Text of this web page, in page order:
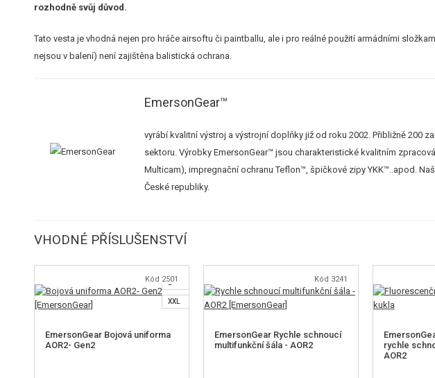
rozhodně svůj důvod.
Tato vesta je vhodná nejen pro hráče airsoftu či paintballu, ale i pro reálné použití armádními
nejsou v balení) není zajištěna balistická ochrana.
EmersonGear™
vyrábí kvalitní výstroj a výstrojní doplňky již od roku 2002. Přibližně 200
sektoru. Výrobky EmersonGear™ jsou charakteristické kvalitním
Multicam), impregnační ochranu Teflon™, špičkové zipy YKK™..apod.
České republiky.
VHODNÉ PŘÍSLUŠENSTVÍ
Kód 2501
XXL
L
M
S
EmersonGear Bojová uniforma
AOR2- Gen2
Kód 3241
EmersonGear Rychle schnoucí
multifunkční šála - AOR2
rychle
AOR2